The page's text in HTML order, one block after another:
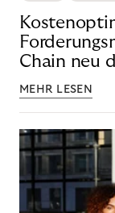
Chain neu
MEHR LESEN